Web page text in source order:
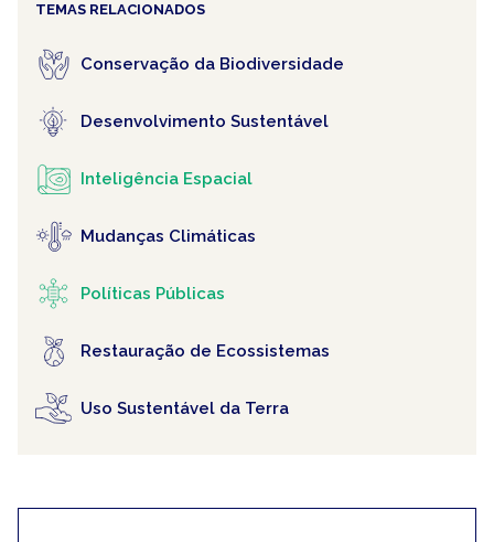
TEMAS RELACIONADOS
Conservação da Biodiversidade
Desenvolvimento Sustentável
Inteligência Espacial
Mudanças Climáticas
Políticas Públicas
Restauração de Ecossistemas
Uso Sustentável da Terra